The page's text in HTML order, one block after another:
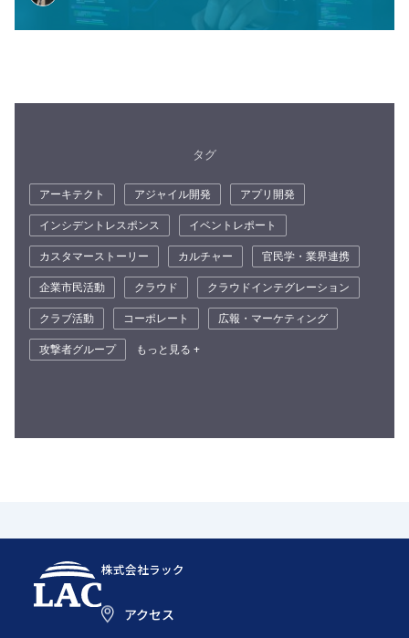
タグ
アーキテクト アジャイル開発
アプリ開発
インシデントレスポンス
イベントレポート
カスタマーストーリー
カルチャー
官民学・業界連携
企業市民活動
クラウド
クラウドインテグレーション
クラブ活動
コーポレート
広報・マーケティング
攻撃者グループ
もっと見る +
株式会社ラック
アクセス